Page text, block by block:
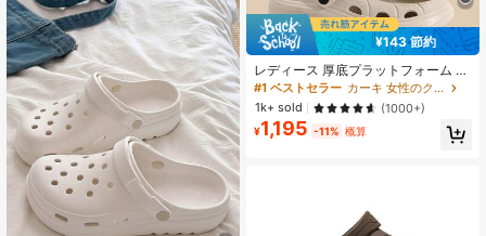
¥143 節約
レディース 厚底プラットフォーム ス
リッポンサンダル 夏用 アウトドア
ビーチシューズ 滑り止め カップル向
け おしゃれ
#1 ベストセラー
カーキ 女性のクロッグ
1k+ sold
(1000+)
¥1,195 -11% 概算